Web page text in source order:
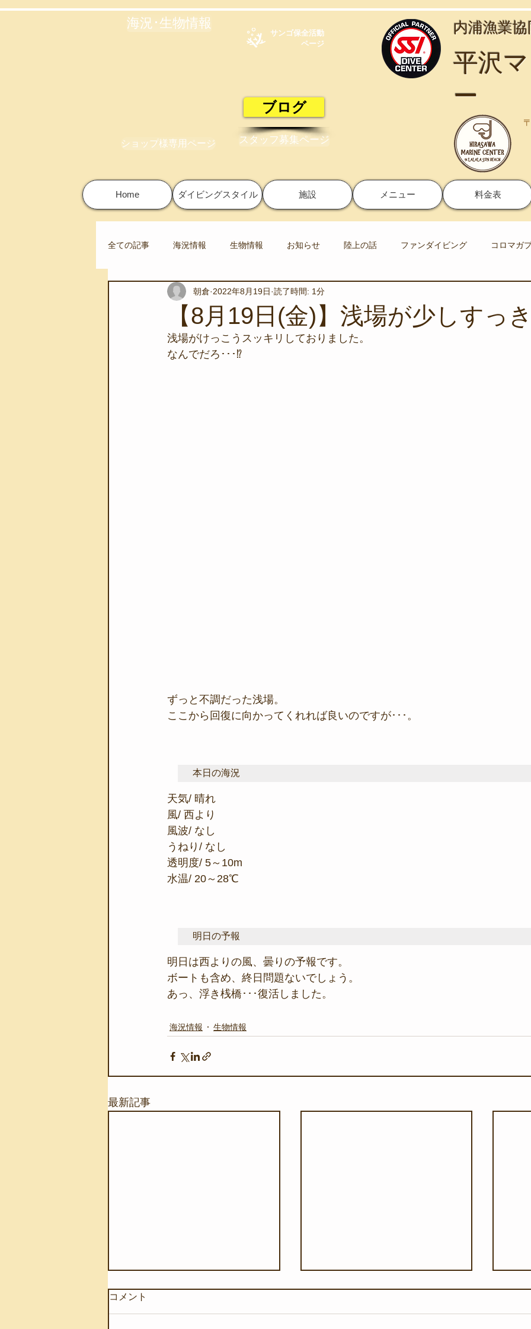
海況･生物情報
サンゴ保全活動​
ページ
ブログ
ショップ様専用ページ スタッフ募集ページ
内浦漁業
平沢
ー
Home ダイビングスタイル 施設 メニュー 料金表
全ての記事 海況情報 生物情報 お知らせ 陸上の話 ファンダイビング コロマガ
スノーケリングツアー 自然環境保全 ワカメの養殖
伊豆半島ジオパーク サンゴの保全活動
【8月19日(金)】浅場が少しすっ
朝倉 2022年8月19日 読了時間: 1分
浅場がけっこうスッキリしておりました。
なんでだろ･･･⁉
ずっと不調だった浅場。
ここから回復に向かってくれれば良いのですが･･･。
本日の海況
天気/ 晴れ
風/ 西より
風波/ なし
うねり/ なし
透明度/ 5～10m
水温/ 20～28℃
明日の予報
明日は西よりの風、曇りの予報です。
ボートも含め、終日問題ないでしょう。
あっ、浮き桟橋･･･復活しました。
海況情報 生物情報
最新記事
コメント